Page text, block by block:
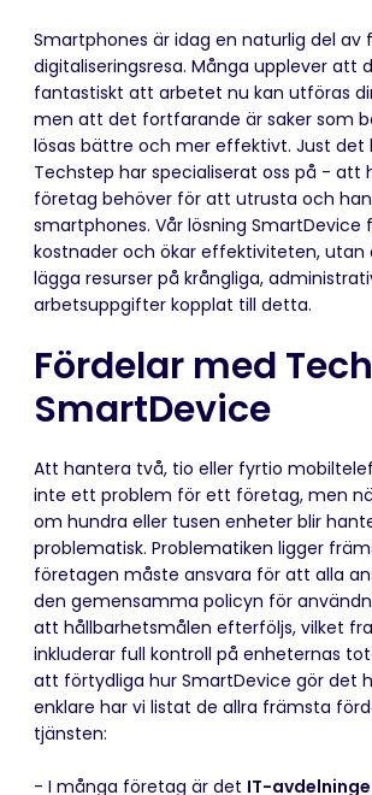
Smartphones är idag en naturlig del av
digitaliseringsresa. Många upplever att
fantastiskt att arbetet nu kan utföras
men att det fortfarande är saker som
lösas bättre och mer effektivt. Just det
Techstep har specialiserat oss på - att
företag behöver för att utrusta och
smartphones. Vår lösning SmartDevice
kostnader och ökar effektiviteten,
lägga resurser på krångliga,
arbetsuppgifter kopplat till detta.
Fördelar med
SmartDevice
Att hantera två, tio eller fyrtio
inte ett problem för ett företag, men
om hundra eller tusen enheter blir
problematisk. Problematiken ligger
företagen måste ansvara för att alla
den gemensamma policyn för
att hållbarhetsmålen efterföljs, vilket
inkluderar full kontroll på enheternas
att förtydliga hur SmartDevice gör det
enklare har vi listat de allra främsta
tjänsten:
- I många företag är det IT-